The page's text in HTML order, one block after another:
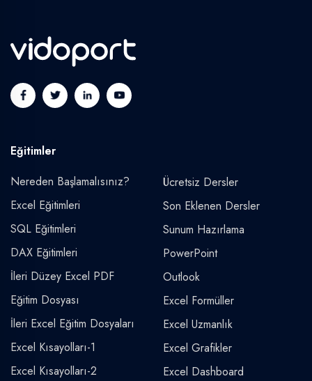
Eğitimler
Nereden Başlamalısınız?
Excel Eğitimleri
SQL Eğitimleri
DAX Eğitimleri
İleri Düzey Excel PDF
Eğitim Dosyası
İleri Excel Eğitim Dosyaları
Excel Kısayolları-1
Excel Kısayolları-2
Ücretsiz Dersler
Son Eklenen Dersler
Sunum Hazırlama
PowerPoint
Outlook
Excel Formüller
Excel Uzmanlık
Excel Grafikler
Excel Dashboard